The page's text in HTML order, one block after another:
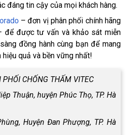
đáng tin cậy của mọi khách hàng.
– đơn vị phân phối chính hãng
để được tư vấn và khảo sát miễn
đồng hành cùng bạn để mang
quả và bền vững nhất!
PHỐI CHỐNG THẤM VITEC
Thuận, huyện Phúc Thọ, TP. Hà
Huyện Đan Phượng, TP. Hà